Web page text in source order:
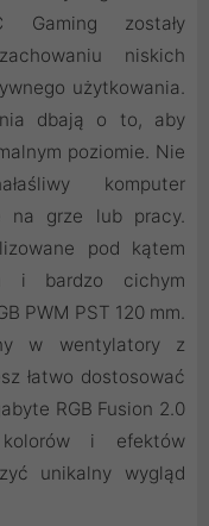
Gaming zostały
niskich
użytkowania.
dbają o to, aby
poziomie. Nie
komputer
na grze lub pracy.
pod kątem
i bardzo cichym
PWM PST 120 mm.
w wentylatory z
łatwo dostosować
RGB Fusion 2.0
i efektów
unikalny wygląd